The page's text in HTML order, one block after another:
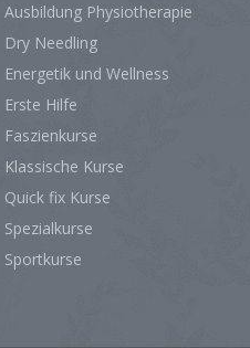
Ausbildung Physiotherapie
Dry Needling
Energetik und Wellness
Erste Hilfe
Faszienkurse
Klassische Kurse
Quick fix Kurse
Spezialkurse
Sportkurse